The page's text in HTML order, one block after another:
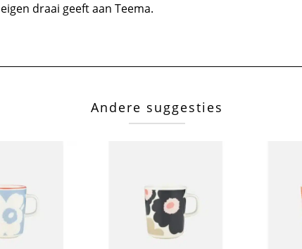
eigen draai geeft aan Teema.
Andere suggesties